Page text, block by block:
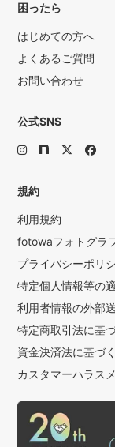
困ったら
はじめての方へ
よくあるご質問
お問い合わせ
公式SNS
規約
利用規約
fotowaフォトグラ
プライバシーポリ
特定個人情報等の
利用者情報の外部
特定商取引法に基
資金決済法に基づ
カスタマーハラス